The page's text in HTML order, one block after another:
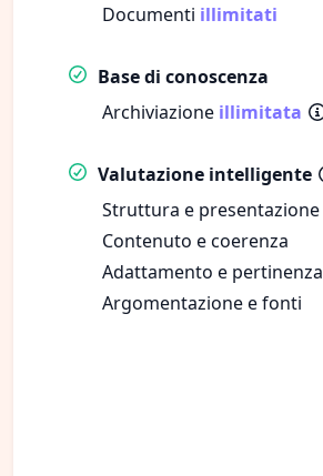
Documenti illimitati
Base di conoscenza
Archiviazione illimitata
Valutazione intelligente
Struttura e presentazione
Contenuto e coerenza
Adattamento e pertinenza
Argomentazione e fonti